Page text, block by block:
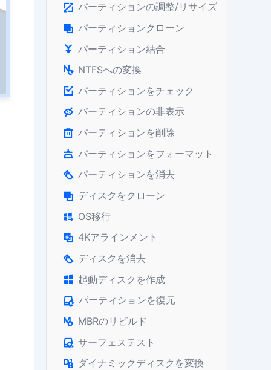
 パーティションの調整/リサイズ
 パーティションクローン
 パーティション結合
 NTFSへの変換
 パーティションをチェック
 パーティションの非表示
 パーティションを削除
 パーティションをフォーマット
 パーティションを消去
 ディスクをクローン
 OS移行
 4Kアラインメント
 ディスクを消去
 起動ディスクを作成
 パーティションを復元
 MBRのリビルド
 サーフェステスト
 ダイナミックディスクを変換